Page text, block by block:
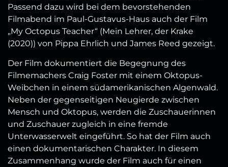
Passend dazu wird bei dem bevorstehenden
Filmabend im Paul-Gustavus-Haus auch der Film
„My Octopus Teacher“ (Mein Lehrer, der Krake
(2020)) von Pippa Ehrlich und James Reed gezeigt.
Der Film dokumentiert die Begegnung des
Filmemachers Craig Foster mit einem Oktopus-
Weibchen in einem südamerikanischen Algenwald.
Neben der gegenseitigen Neugierde zwischen
Mensch und Oktopus, werden die Zuschauerinnen
und Zuschauer zugleich in eine fremde
Unterwasserwelt eingeführt. So hat der Film auch
einen dokumentarischen Charakter. In diesem
Zusammenhang wurde der Film auch für einen